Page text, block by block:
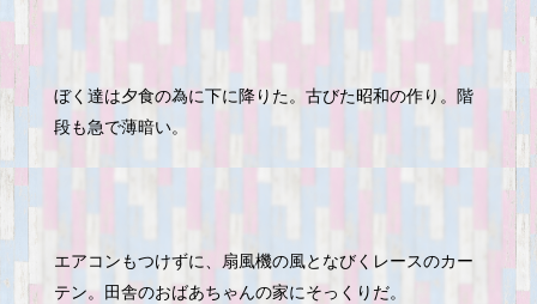
ぼく達は夕食の為に下に降りた。古びた昭和の作り。階
段も急で薄暗い。
エアコンもつけずに、扇風機の風となびくレースのカー
テン。田舎のおばあちゃんの家にそっくりだ。